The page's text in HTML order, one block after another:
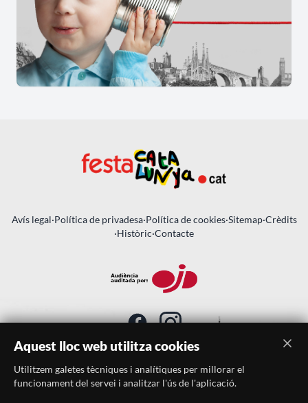
Avís legal·Política de privadesa·Política de cookies·Sitemap·Crèdits
·Històric·Contacte
SUBSCRIU-TE AL BUTLLETÍ
Aquest lloc web utilitza cookies
Utilitzem galetes tècniques i analítiques per millorar el
funcionament del servei i analitzar l'ús de l'aplicació.